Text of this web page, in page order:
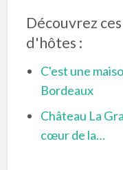
Découvrez
d'hôtes :
C'est une
Bordeaux
Château La
cœur de la…